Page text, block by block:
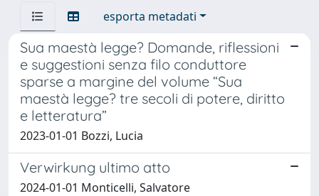
esporta metadati
Sua maestà legge? Domande, riflessioni
e suggestioni senza filo conduttore
sparse a margine del volume “Sua
maestà legge? tre secoli di potere, diritto
e letteratura”
2023-01-01 Bozzi, Lucia
Verwirkung ultimo atto
2024-01-01 Monticelli, Salvatore